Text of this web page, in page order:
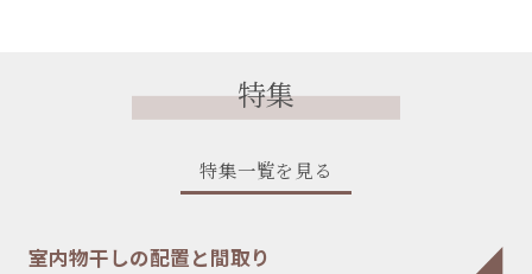
特集
特集一覧を見る
室内物干しの配置と間取り